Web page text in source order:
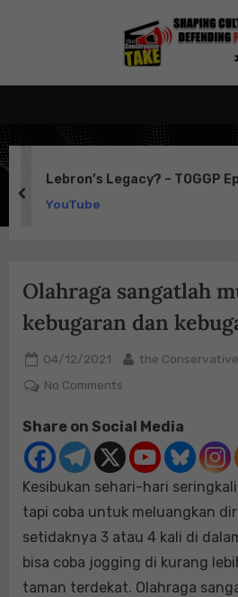
Lebron’s Legacy? – TOGGP
YouTube
prev
Olahraga sangatlah
kebugaran dan
Posted
on
04/12/2021 By
the Conservative
No Comments
sangatlah
mutlak
untuk
kebugaran
dan
kebugaran
Share on Social Media
Kesibukan sehari-hari
tapi coba untuk meluangkan
setidaknya 3 atau 4 kali di
bisa coba jogging di kurang
taman terdekat. Olahraga